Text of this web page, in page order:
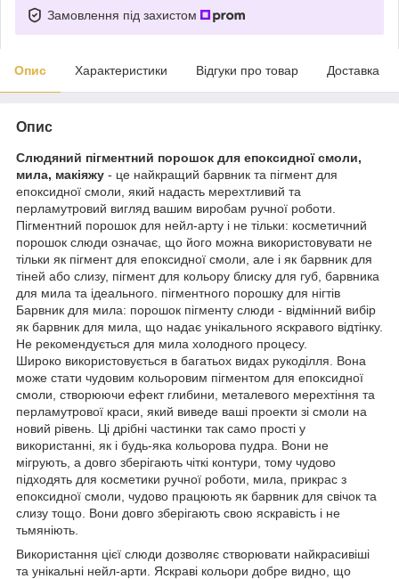
Замовлення під захистом
Опис Характеристики Відгуки про товар Доставка
Опис
Слюдяний пігментний порошок для епоксидної смоли,
мила, макіяжу - це найкращий барвник та пігмент для
епоксидної смоли, який надасть мерехтливий та
перламутровий вигляд вашим виробам ручної роботи.
Пігментний порошок для нейл-арту і не тільки: косметичний
порошок слюди означає, що його можна використовувати не
тільки як пігмент для епоксидної смоли, але і як барвник для
тіней або слизу, пігмент для кольору блиску для губ, барвника
для мила та ідеального. пігментного порошку для нігтів
Барвник для мила: порошок пігменту слюди - відмінний вибір
як барвник для мила, що надає унікального яскравого відтінку.
Не рекомендується для мила холодного процесу.
Широко використовується в багатьох видах рукоділля. Вона
може стати чудовим кольоровим пігментом для епоксидної
смоли, створюючи ефект глибини, металевого мерехтіння та
перламутрової краси, який виведе ваші проекти зі смоли на
новий рівень. Ці дрібні частинки так само прості у
використанні, як і будь-яка кольорова пудра. Вони не
мігрують, а довго зберігають чіткі контури, тому чудово
підходять для косметики ручної роботи, мила, прикрас з
епоксидної смоли, чудово працюють як барвник для свічок та
слизу тощо. Вони довго зберігають свою яскравість і не
тьмяніють.
Використання цієї слюди дозволяє створювати найкрасивіші
та унікальні нейл-арти. Яскраві кольори добре видно, що